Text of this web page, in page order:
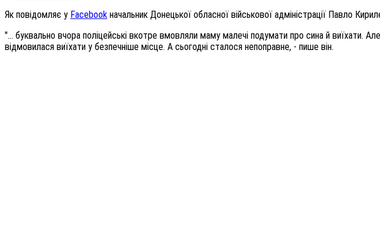
Як повідомляє у Facebook начальник Донецької обласної військової адміністрації Павло
"... буквально вчора поліцейські вкотре вмовляли маму малечі подумати про сина й виїхати.
відмовилася виїхати у безпечніше місце. А сьогодні сталося непоправне, - пише він.